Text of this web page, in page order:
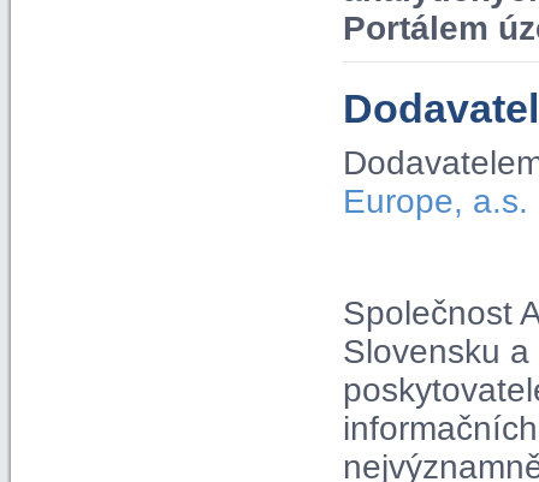
Portálem
Europe, a.s.
Společnost
Slovensku